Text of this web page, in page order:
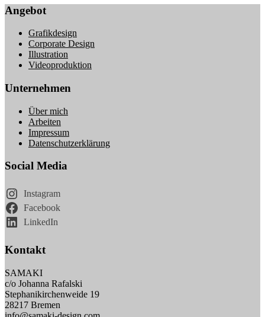
Angebot
Grafikdesign
Corporate Design
Illustration
Videoproduktion
Unternehmen
Über mich
Arbeiten
Impressum
Datenschutzerklärung
Social Media
Instagram
Facebook
LinkedIn
Kontakt
SAMAKI
c/o Johanna Rafalski
Stephanikirchenweide 19
28217 Bremen